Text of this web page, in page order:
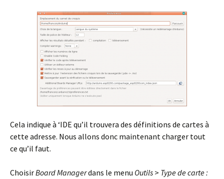
Cela indique à ‘IDE qu’il trouvera des définitions de cartes à
cette adresse. Nous allons donc maintenant charger tout
ce qu’il faut.
ChoisirBoard Managerdans le menu Outils > Type de carte :